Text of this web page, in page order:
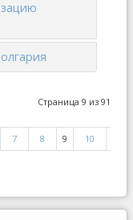
Страница 9 из 91
7 8 9 10